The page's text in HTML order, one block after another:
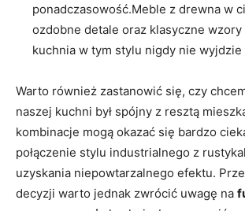
ponadczasowość.Meble z ‌drewna w
ozdobne detale oraz klasyczne wzory
kuchnia w⁢ tym​ stylu nigdy nie wyjdzie
Warto ⁢również zastanowić ‌się, czy
naszej ⁢kuchni​ był spójny‍ z resztą
kombinacje mogą okazać się bardzo
połączenie ⁤stylu industrialnego z
uzyskania niepowtarzalnego efektu.
decyzji warto jednak zwrócić ⁢uwagę na